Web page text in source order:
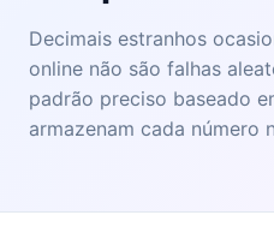
Decimais estranhos
online não são falhas
padrão preciso baseado
armazenam cada número